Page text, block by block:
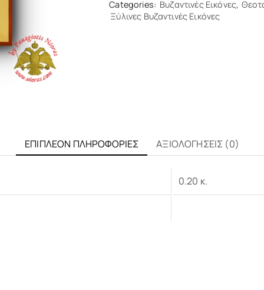
Categories: Βυζαντινές Εικόνες,
Ξύλινες Βυζαντινές Εικόνες
ΕΠΙΠΛΈΟΝ ΠΛΗΡΟΦΟΡΊΕΣ ΑΞΙΟΛΟΓΉΣΕΙΣ (0)
0.20 κ.